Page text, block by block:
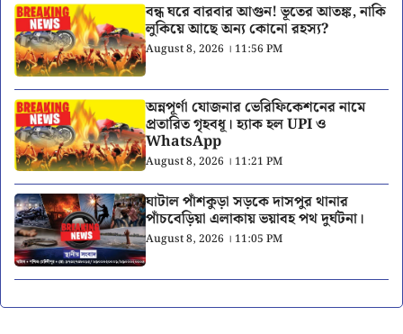
বন্ধ ঘরে বারবার আগুন! ভূতের আতঙ্ক, নাকি
লুকিয়ে আছে অন্য কোনো রহস্য?
August 8, 2026 । 11:56 PM
অন্নপূর্ণা যোজনার ভেরিফিকেশনের নামে
প্রতারিত গৃহবধূ। হ্যাক হল UPI ও
WhatsApp
August 8, 2026 । 11:21 PM
ঘাটাল পাঁশকুড়া সড়কে দাসপুর থানার
পাঁচবেড়িয়া এলাকায় ভয়াবহ পথ দুর্ঘটনা।
August 8, 2026 । 11:05 PM